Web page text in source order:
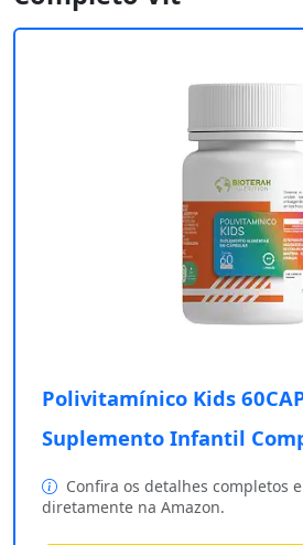
Polivitamínico Kids
Suplemento Infantil
Confira os detalhes completos
diretamente na Amazon.